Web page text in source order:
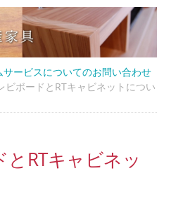
ービスについてのお問い合わせ
ビボードとRTキャビネットについ
とRTキャビネッ